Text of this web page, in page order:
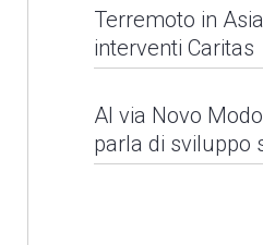
Alluvioni in
Barbarie, ma
un cuore
LEGGI NEWS
Terremoto in
interventi Caritas
Al via Novo
parla di sviluppo